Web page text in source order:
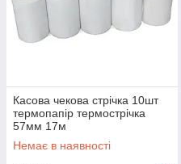
Касова чекова стрічка 10шт
термопапір термострічка
57мм 17м
Немає в наявності